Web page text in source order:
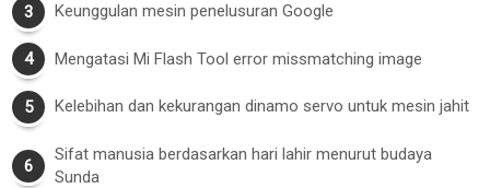
Keunggulan mesin penelusuran Google
Mengatasi Mi Flash Tool error missmatching image
Kelebihan dan kekurangan dinamo servo untuk mesin jahit
Sifat manusia berdasarkan hari lahir menurut budaya
Sunda